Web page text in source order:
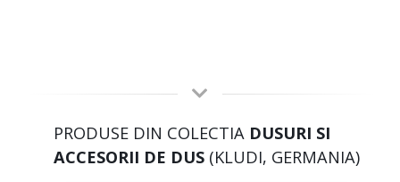
PRODUSE DIN COLECTIA DUSURI SI
ACCESORII DE DUS (KLUDI, GERMANIA)